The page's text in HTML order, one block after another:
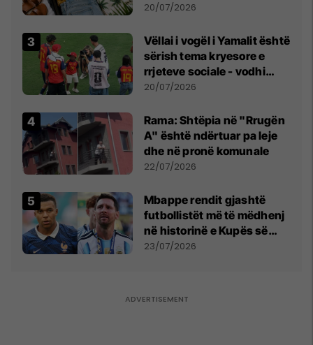
20/07/2026
Vëllai i vogël i Yamalit është
sërish tema kryesore e
rrjeteve sociale - vodhi
vëmendjen pas finales së
20/07/2026
Rama: Shtëpia në "Rrugën
A" është ndërtuar pa leje
dhe në pronë komunale
22/07/2026
Mbappe rendit gjashtë
futbollistët më të mëdhenj
në historinë e Kupës së
Botës, Messi mbetet i dyti
23/07/2026